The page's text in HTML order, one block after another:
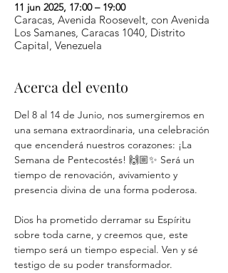
11 jun 2025, 17:00 – 19:00
Caracas, Avenida Roosevelt, con Avenida
Los Samanes, Caracas 1040, Distrito
Capital, Venezuela
Acerca del evento
Del 8 al 14 de Junio, nos sumergiremos en
una semana extraordinaria, una celebración
que encenderá nuestros corazones: ¡La
Semana de Pentecostés! 🙌🏼✨ Será un
tiempo de renovación, avivamiento y
presencia divina de una forma poderosa.
Dios ha prometido derramar su Espíritu
sobre toda carne, y creemos que, este
tiempo será un tiempo especial. Ven y sé
testigo de su poder transformador.